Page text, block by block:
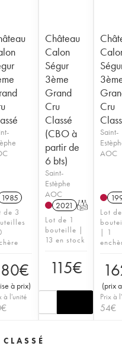
1985
de 3
€
à prix)
à l'unité
€
Château
Calon
Ségur
3ème
Grand
Cru
Classé
(CBO à
partir de
6 bts)
Saint-
Estèphe
AOC
2021 T
Lot de 1
bouteille |
13 en stock
115€
Cru
Saint-
AOC
Lot
| 1
(prix
Prix à
54€